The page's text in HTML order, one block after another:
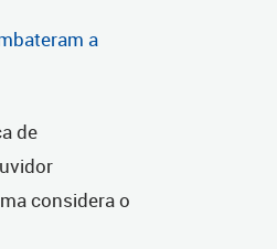
a
de
considera o